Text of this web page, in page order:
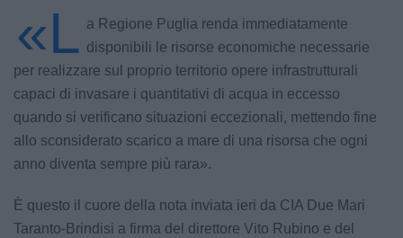
«L a Regione Puglia renda immediatamente
disponibili le risorse economiche necessarie
per realizzare sul proprio territorio opere infrastrutturali
capaci di invasare i quantitativi di acqua in eccesso
quando si verificano situazioni eccezionali, mettendo fine
allo sconsiderato scarico a mare di una risorsa che ogni
anno diventa sempre più rara».
È questo il cuore della nota inviata ieri da CIA Due Mari
Taranto-Brindisi a firma del direttore Vito Rubino e del